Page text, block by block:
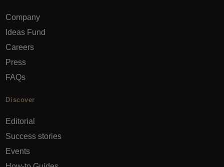
Company
Ideas Fund
Careers
Press
FAQs
Discover
Editorial
Success stories
Events